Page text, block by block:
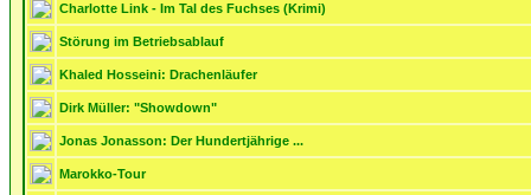
Charlotte Link - Im Tal des Fuchses (Krimi)
Störung im Betriebsablauf
Khaled Hosseini: Drachenläufer
Dirk Müller: "Showdown"
Jonas Jonasson: Der Hundertjährige ...
Marokko-Tour